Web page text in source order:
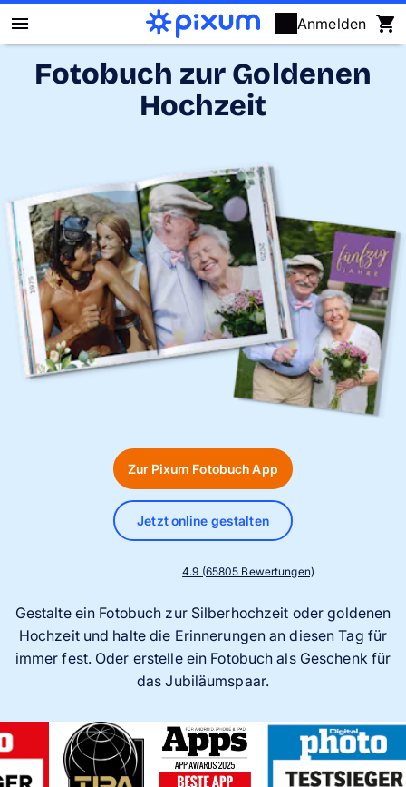
Anmelden
Pixum Fotobuch
Fotokalender
Fotogeschenke
Fotopuzzle
Grußkarten
Fotobuch zur Goldenen
Hochzeit
4.9 (65805 Bewertungen)
Gestalte ein Fotobuch zur Silberhochzeit oder goldenen
Hochzeit und halte die Erinnerungen an diesen Tag für
immer fest. Oder erstelle ein Fotobuch als Geschenk für
das Jubiläumspaar.
Zur Pixum Fotobuch App
Jetzt online gestalten